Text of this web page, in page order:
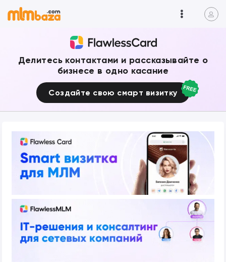
Делитесь контактами и рассказывайте о
бизнесе в одно касание
Создайте свою смарт визитку